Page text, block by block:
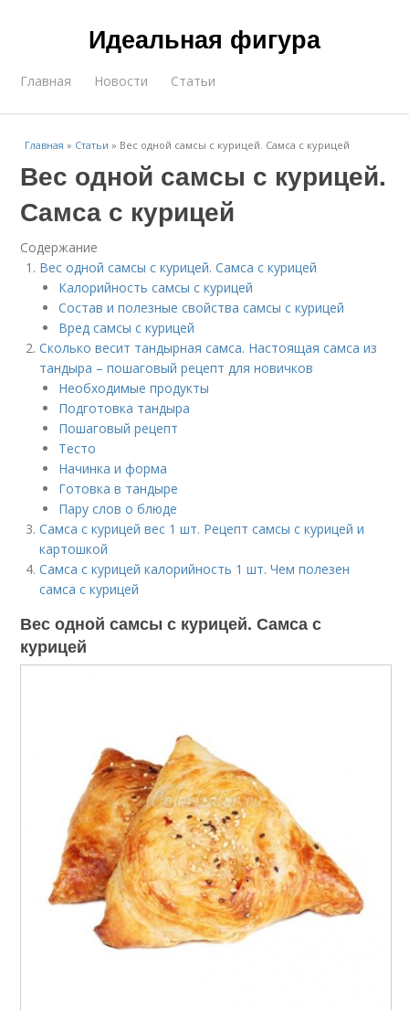
Идеальная фигура
Главная Новости Статьи
Главная » Статьи » Вес одной самсы с курицей. Самса с курицей
Вес одной самсы с курицей.
Самса с курицей
Содержание
Вес одной самсы с курицей. Самса с курицей
Калорийность самсы с курицей
Состав и полезные свойства самсы с курицей
Вред самсы с курицей
Сколько весит тандырная самса. Настоящая самса из
тандыра – пошаговый рецепт для новичков
Необходимые продукты
Подготовка тандыра
Пошаговый рецепт
Тесто
Начинка и форма
Готовка в тандыре
Пару слов о блюде
Самса с курицей вес 1 шт. Рецепт самсы с курицей и
картошкой
Самса с курицей калорийность 1 шт. Чем полезен
самса с курицей
Вес одной самсы с курицей. Самса с
курицей